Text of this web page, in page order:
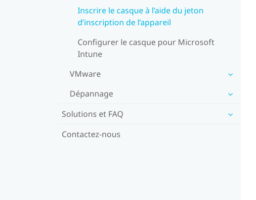
Inscrire le casque à l’aide du jeton
d’inscription de l’appareil
Configurer le casque pour Microsoft
Intune
VMware
Dépannage
Solutions et FAQ
Contactez-nous